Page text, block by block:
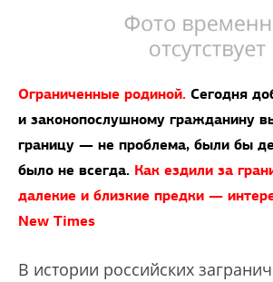
Ограниченные родиной. Сегодня
и законопослушному гражданину
границу — не проблема, были бы
было не всегда. Как ездили за
далекие и близкие предки —
New Times
В истории российских